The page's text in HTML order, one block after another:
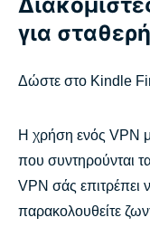
για
Δώστε στο Kindle
Η χρήση ενός VPN
που συντηρούνται
VPN σάς επιτρέπει
παρακολουθείτε